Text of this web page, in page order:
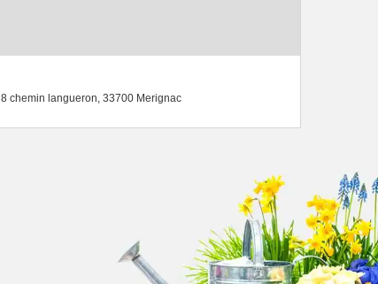
8 chemin langueron, 33700 Merignac